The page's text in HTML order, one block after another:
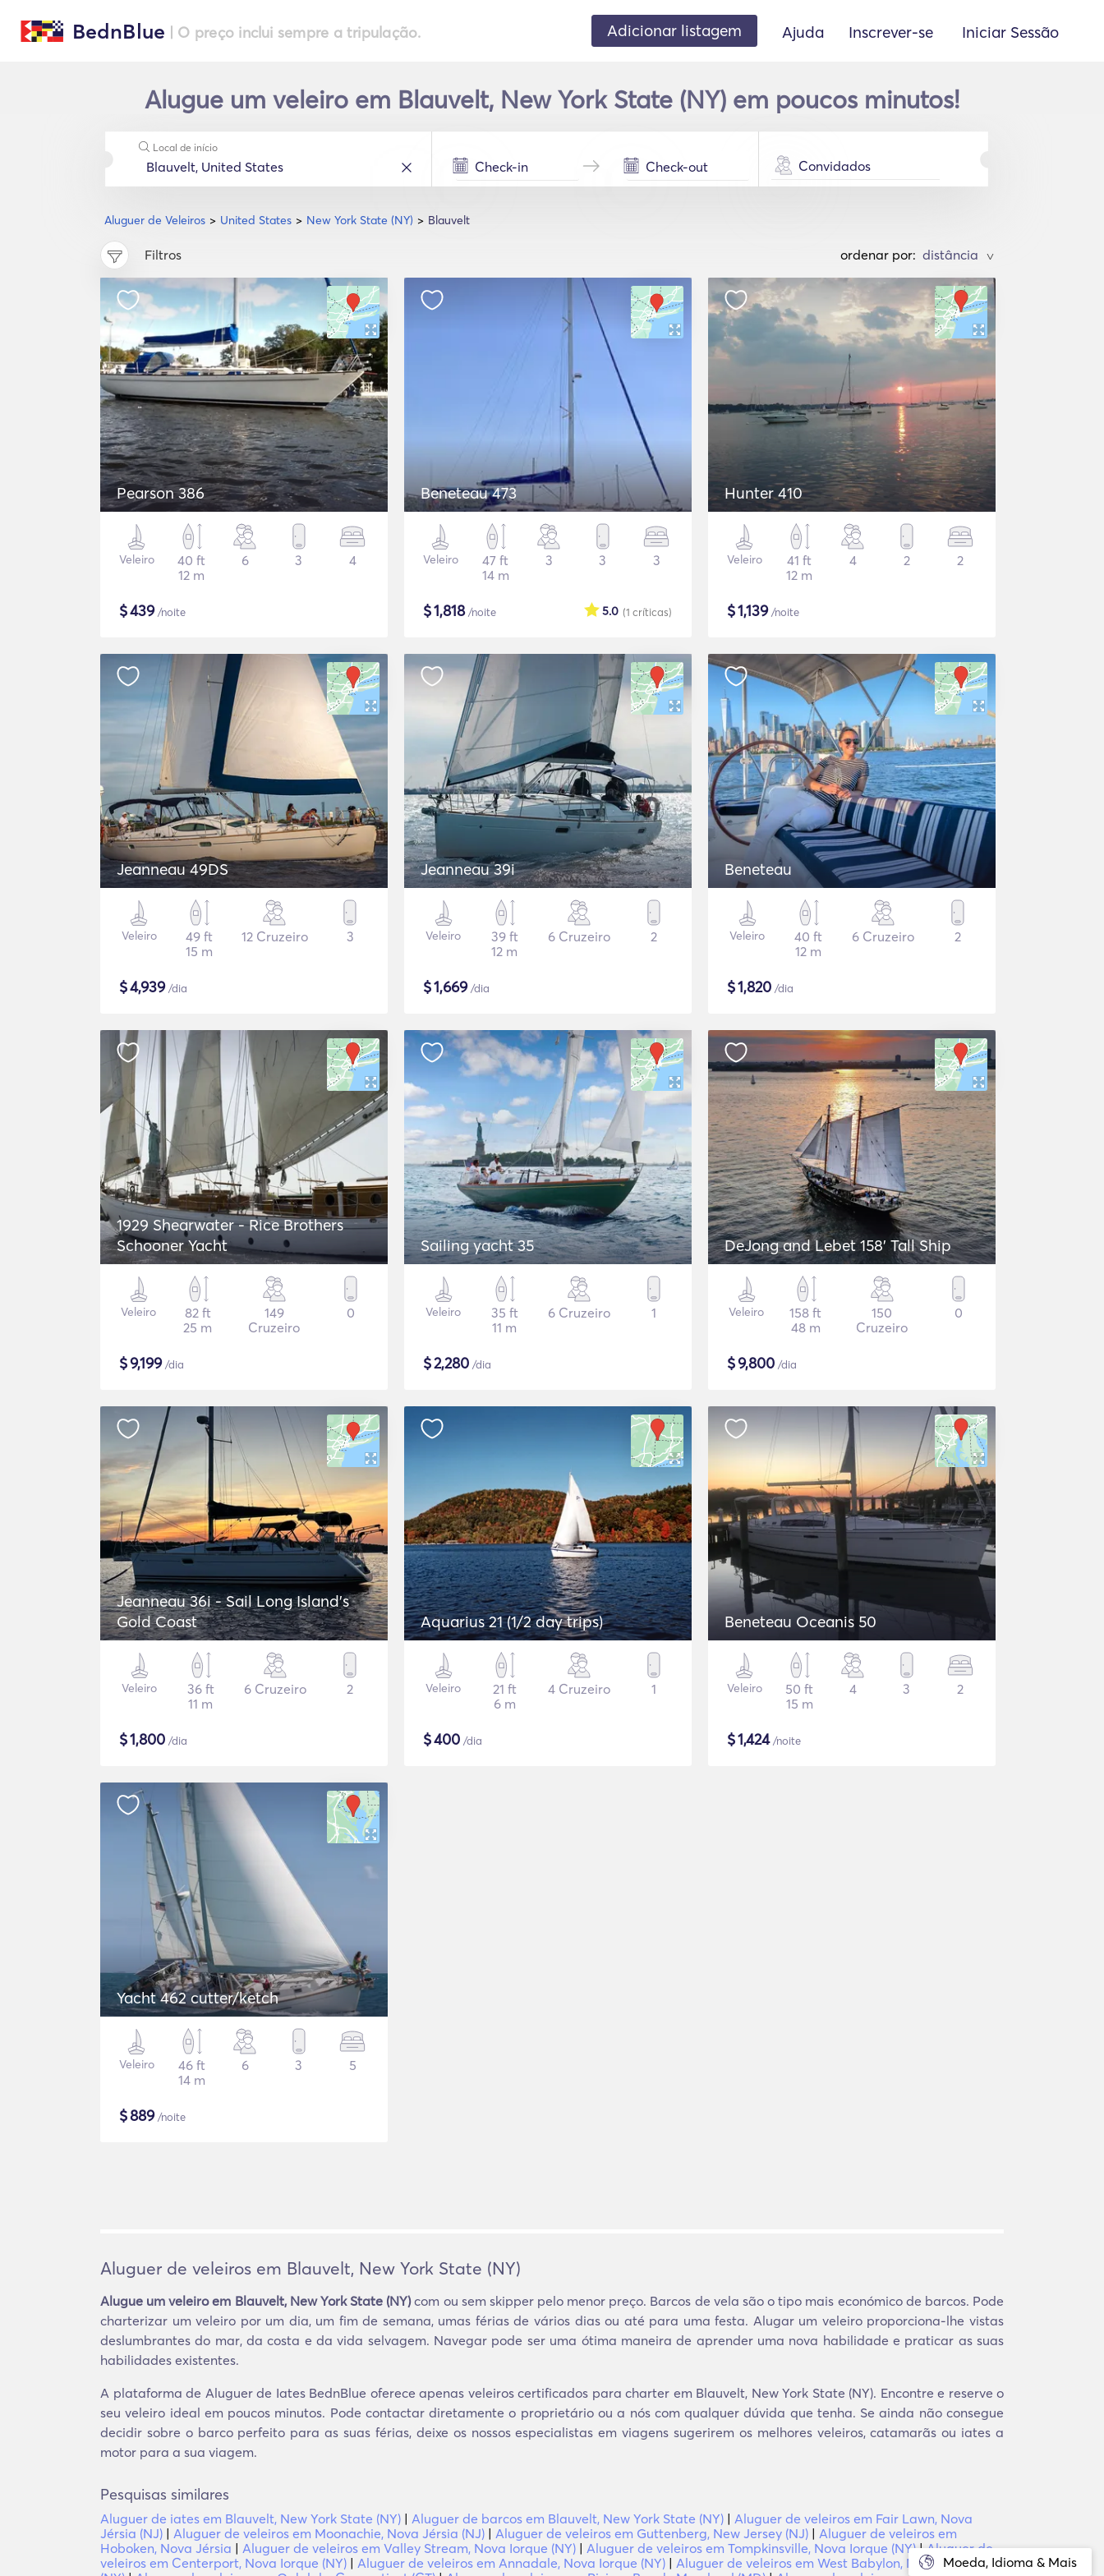
BednBlue | O preço inclui sempre a tripulação. Adicionar listagem Ajuda Inscrever-se Iniciar Sessão
Alugue um veleiro em Blauvelt, New York State (NY) em poucos minutos!
Aluguer de Veleiros United States New York State (NY) Blauvelt
Local de início
Convidados
Filtros ordenar por: >
Pearson 386
Veleiro
40 ft
12 m
6 3 4
$439/noite
Beneteau 473
Veleiro
47 ft
14 m
3 3 3
$1,818/noite (1 críticas)
5.0
Hunter 410
Veleiro
41 ft
12 m
4 2 2
$1,139/noite
Jeanneau 49DS
Veleiro
49 ft
15 m
12 Cruzeiro 3
$4,939/dia
Jeanneau 39i
Veleiro
39 ft
12 m
6 Cruzeiro 2
$1,669/dia
Beneteau
Veleiro
40 ft
12 m
6 Cruzeiro 2
$1,820 /dia
1929 Shearwater - Rice Brothers
Schooner Yacht
Veleiro
82 ft
25 m
149
Cruzeiro
0
$9,199/dia
Sailing yacht 35
Veleiro
35 ft
11 m
6 Cruzeiro 1
$2,280 /dia
DeJong and Lebet 158' Tall Ship
Veleiro
158 ft
48 m
150
Cruzeiro
0
$9,800 /dia
Jeanneau 36i - Sail Long Island's
Gold Coast
Veleiro
36 ft
11 m
6 Cruzeiro 2
$1,800 /dia
Aquarius 21 (1/2 day trips)
Veleiro
21 ft
6 m
4 Cruzeiro 1
$400 /dia
Beneteau Oceanis 50
Veleiro
50 ft
15 m
4 3 2
$1,424/noite
Yacht 462 cutter/ketch
Veleiro
46 ft
14 m
6 3 5
$889/noite
Moeda, Idioma & Mais
Aluguer de veleiros em Blauvelt, New York State (NY)
Alugue um veleiro em Blauvelt, New York State (NY)com ou sem skipper pelo menor preço. Barcos de vela são o tipo mais económico de barcos. Pode
charterizar um veleiro por um dia, um fim de semana, umas férias de vários dias ou até para uma festa. Alugar um veleiro proporciona-lhe vistas
deslumbrantes do mar, da costa e da vida selvagem. Navegar pode ser uma ótima maneira de aprender uma nova habilidade e praticar as suas
habilidades existentes.
A plataforma de Aluguer de Iates BednBlue oferece apenas veleiros certificados para charter em Blauvelt, New York State (NY). Encontre e reserve o
seu veleiro ideal em poucos minutos. Pode contactar diretamente o proprietário ou a nós com qualquer dúvida que tenha. Se ainda não consegue
decidir sobre o barco perfeito para as suas férias, deixe os nossos especialistas em viagens sugerirem os melhores veleiros, catamarãs ou iates a
motor para a sua viagem.
Pesquisas similares
Aluguer de iates em Blauvelt, New York State (NY) | Aluguer de barcos em Blauvelt, New York State (NY) | Aluguer de veleiros em Fair Lawn, Nova
Jérsia (NJ) | Aluguer de veleiros em Moonachie, Nova Jérsia (NJ) | Aluguer de veleiros em Guttenberg, New Jersey (NJ) | Aluguer de veleiros em
Hoboken, Nova Jérsia | Aluguer de veleiros em Valley Stream, Nova Iorque (NY) | Aluguer de veleiros em Tompkinsville, Nova Iorque (NY)|Aluguer de
veleiros em Centerport, Nova Iorque (NY) | Aluguer de veleiros em Annadale, Nova Iorque (NY) | Aluguer de veleiros em West Babylon, Nova Iorque